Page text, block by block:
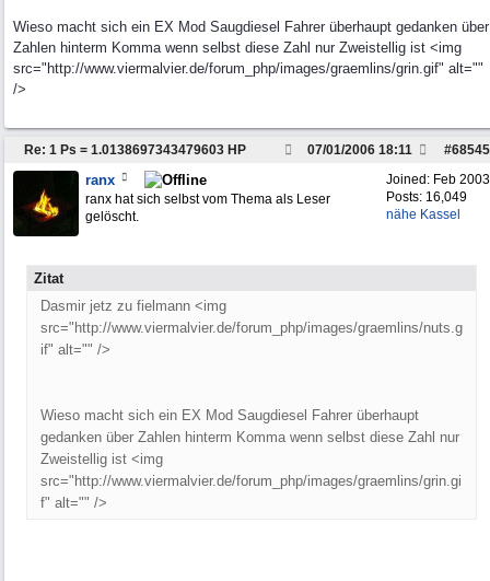
Wieso macht sich ein EX Mod Saugdiesel Fahrer überhaupt gedanken über
Zahlen hinterm Komma wenn selbst diese Zahl nur Zweistellig ist <img
src="http://www.viermalvier.de/forum_php/images/graemlins/grin.gif" alt=""
/>
Re: 1 Ps = 1.0138697343479603 HP #68545
07/01/2006 18:11
Joined: Feb 2003
Posts: 16,049
nähe Kassel
ranx
ranx hat sich selbst vom Thema als Leser
gelöscht.
Zitat
Dasmir jetz zu fielmann <img
src="http://www.viermalvier.de/forum_php/images/graemlins/nuts.g
if" alt="" />
Wieso macht sich ein EX Mod Saugdiesel Fahrer überhaupt
gedanken über Zahlen hinterm Komma wenn selbst diese Zahl nur
Zweistellig ist <img
src="http://www.viermalvier.de/forum_php/images/graemlins/grin.gi
f" alt="" />